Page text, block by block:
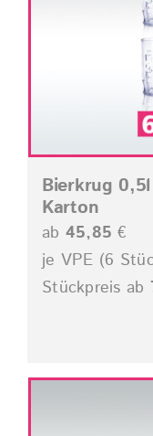
Bierkrug
Karton
ab 45,85 €
je VPE (6
Stückpreis ab